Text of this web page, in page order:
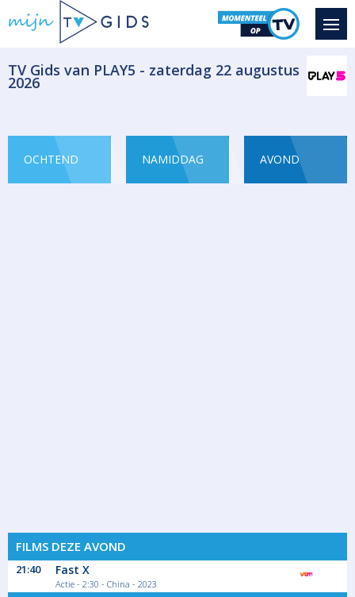
​TV Gids van PLAY5 - zaterdag 22 augustus
2026
OCHTEND NAMIDDAG AVOND
FILMS DEZE AVOND
21:40 Fast X
Actie - 2:30 - China - 2023